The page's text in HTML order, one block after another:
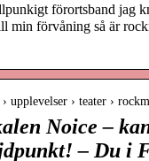
förortsband jag
min förvåning så är
upplevelser › teater ›
Noice –
– Du i